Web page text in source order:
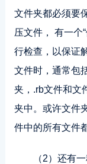
文件夹都必须要
压文件， 有一个
行检查，以保证
文件时，通常包
夹，.rb文件和文
夹中。或许文件
件中的所有文件
（2）还有